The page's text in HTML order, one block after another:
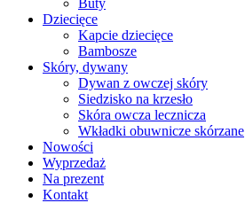
Dziecięce
Kapcie dziecięce
Bambosze
Skóry, dywany
Dywan z owczej skóry
Siedzisko na krzesło
Skóra owcza lecznicza
Wkładki obuwnicze skórzane
Nowości
Wyprzedaż
Na prezent
Kontakt